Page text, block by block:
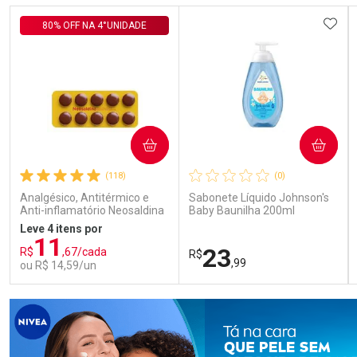
Comprar sem Desconto
Por R$ 105,99/cada
Comprar sem Desconto
Por R$ 105,99/cada
Comprar sem Desconto
Comprar sem Desconto
(118)
Analgésico, Antitérmico e
Anti-inflamatório Neosaldina
30mg + 300mg + 30mg 10
Drágeas
80% OFF NA 4°UNIDADE
Leve 4 itens por
R$11 ,67/cada
ou R$ 14,59/un
COMPRAR
FECHAR
Laboratório
FECHAR
Por Menos
(0)
Sabonete Líquido Johnson's
Baby Baunilha 200ml
R$23,99
COMPRAR
Laboratório
Por Menos